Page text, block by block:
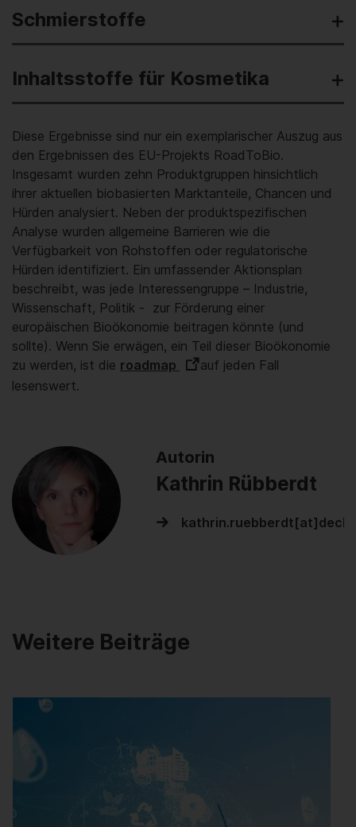
Schmierstoffe
Inhaltsstoffe für Kosmetika
Diese Ergebnisse sind nur ein exemplarischer Auszug aus
den Ergebnissen des EU-Projekts RoadToBio.
Insgesamt wurden zehn Produktgruppen hinsichtlich
ihrer aktuellen biobasierten Marktanteile, Chancen und
Hürden analysiert. Neben der produktspezifischen
Analyse wurden allgemeine Barrieren wie die
Verfügbarkeit von Rohstoffen oder regulatorische
Hürden identifiziert. Ein umfassender Aktionsplan
beschreibt, was jede Interessengruppe – Industrie,
Wissenschaft, Politik - zur Förderung einer
europäischen Bioökonomie beitragen könnte (und
sollte). Wenn Sie erwägen, ein Teil dieser Bioökonomie
zu werden, ist die roadmap
auf jeden Fall
lesenswert.
Autorin
Kathrin Rübberdt
Weitere Beiträge